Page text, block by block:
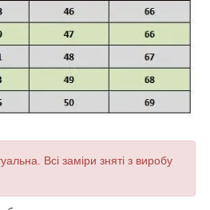
Всі заміри зняті з виробу